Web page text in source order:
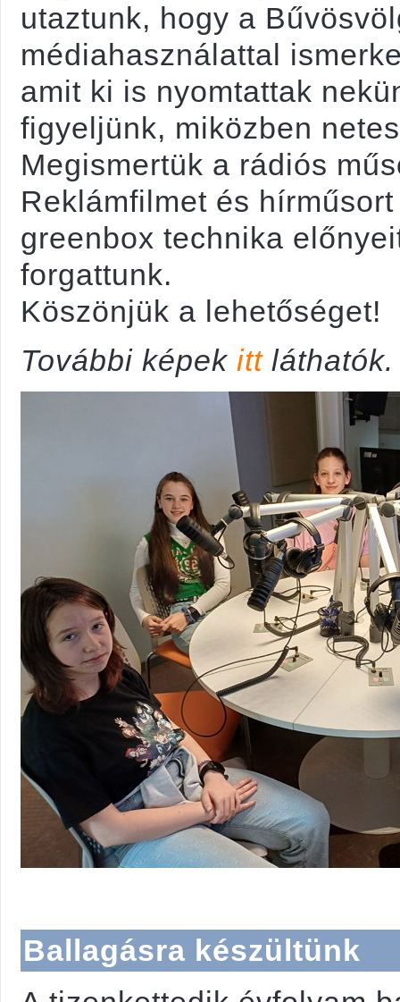
utaztunk, hogy a
médiahasználattal
amit ki is nyomtattak
figyeljünk, miközben
Megismertük a rádiós
Reklámfilmet és
greenbox technika
forgattunk.
Köszönjük a lehetőséget!
További képek ittláthatók.
Ballagásra készültünk